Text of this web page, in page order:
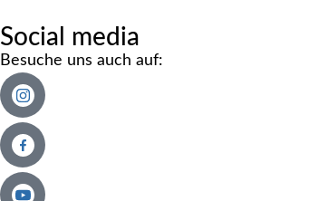
Social media
Besuche uns auch auf: